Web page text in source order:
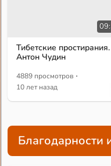
Тибетские простирания.
Антон Чудин
4889 просмотров ·
10 лет назад
Благодарности